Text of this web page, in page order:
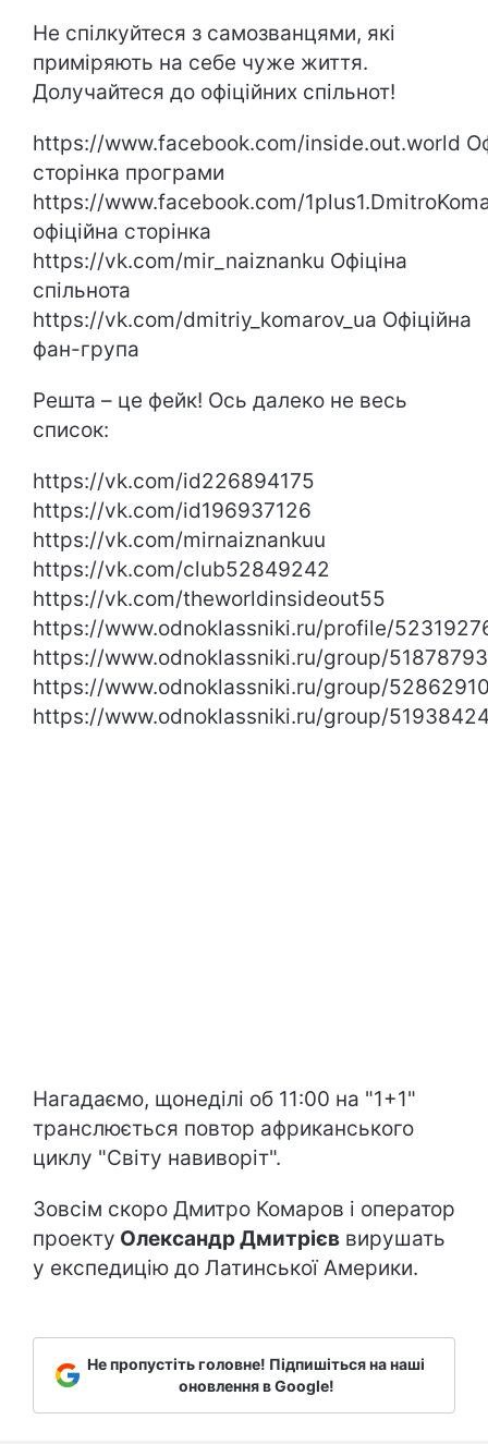
Не спілкуйтеся з самозванцями, які
приміряють на себе чуже життя.
Долучайтеся до офіційних спільнот!
https://www.facebook.com/inside.out.world
сторінка програми
https://www.facebook.com/
офіційна сторінка
https://vk.com/mir_naiznanku Офіціна
спільнота
https://vk.com/dmitriy_komarov_ua Офіційна
фан-група
Решта – це фейк! Ось далеко не весь
список:
https://vk.com/id226894175
https://vk.com/id196937126
https://vk.com/mirnaiznankuu
https://vk.com/club52849242
https://vk.com/theworldinsideout55
https://www.odnoklassniki.ru/profile/
https://www.odnoklassniki.ru/group/
https://www.odnoklassniki.ru/group/
https://www.odnoklassniki.ru/group/
Нагадаємо, щонеділі об 11:00 на "1+1"
транслюється повтор африканського
циклу "Світу навиворіт".
Зовсім скоро Дмитро Комаров і оператор
проекту Олександр Дмитрієв вирушать
у експедицію до Латинської Америки.
Не пропустіть головне! Підпишіться на наші
оновлення в Google!